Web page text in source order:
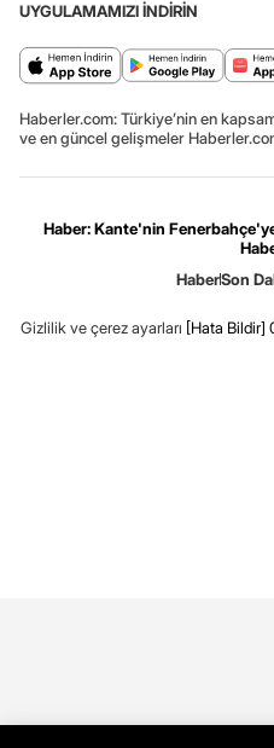
UYGULAMAMIZI İNDİRİN
Haberler.com: Türkiye’nin en
ve en güncel gelişmeler
Haber: Kante'nin
HaberSon
Gizlilik ve çerez ayarları [Hata Bildir]